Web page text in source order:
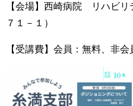
【会場】西崎病院 リハビリ
７１－１）
【受講費】会員：無料、非会